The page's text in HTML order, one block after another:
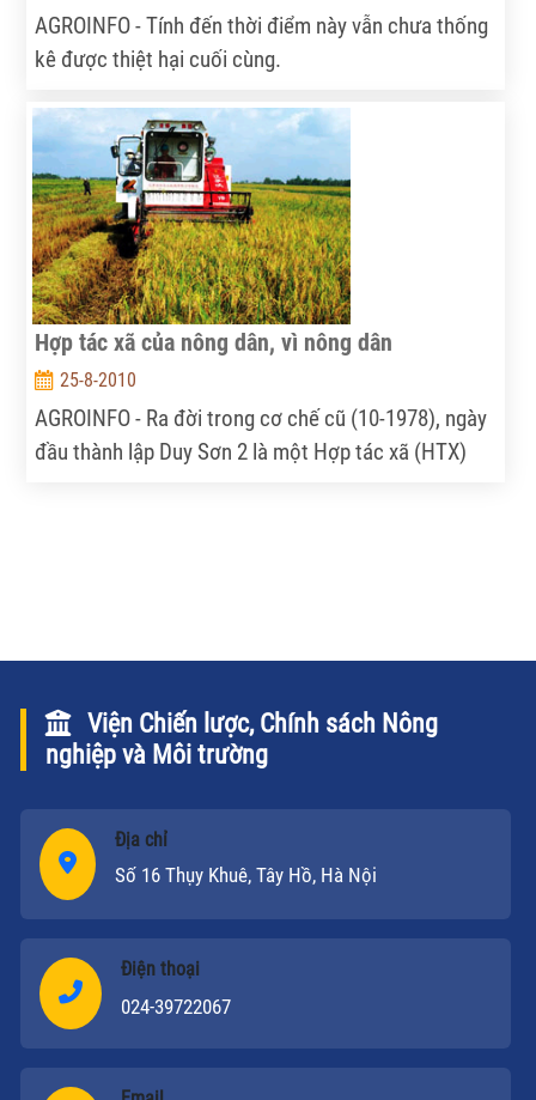
AGROINFO - Tính đến thời điểm này vẫn chưa thống
kê được thiệt hại cuối cùng.
Hợp tác xã của nông dân, vì nông dân
25-8-2010
AGROINFO - Ra đời trong cơ chế cũ (10-1978), ngày
đầu thành lập Duy Sơn 2 là một Hợp tác xã (HTX)
Viện Chiến lược, Chính sách Nông
nghiệp và Môi trường
Địa chỉ
Số 16 Thụy Khuê, Tây Hồ, Hà Nội
Điện thoại
024-39722067